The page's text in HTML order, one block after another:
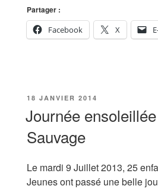
Partager :
Facebook
X
PUBLIÉ
18 JANVIER 2014
Journée
Sauvage
Le mardi 9 Juillet 2013, 25
Jeunes ont passé une belle